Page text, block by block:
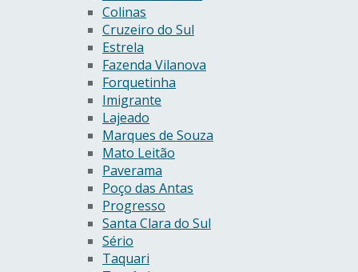
Colinas
Cruzeiro do Sul
Estrela
Fazenda Vilanova
Forquetinha
Imigrante
Lajeado
Marques de Souza
Mato Leitão
Paverama
Poço das Antas
Progresso
Santa Clara do Sul
Sério
Taquari